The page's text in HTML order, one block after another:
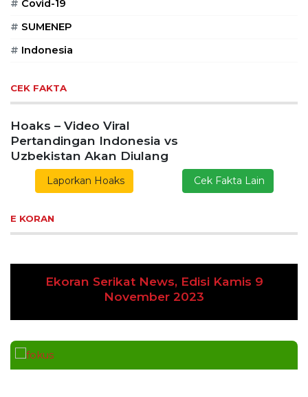
# Covid-19
# SUMENEP
# Indonesia
CEK FAKTA
Hoaks – Video Viral
Pertandingan Indonesia vs
Uzbekistan Akan Diulang
Laporkan Hoaks Cek Fakta Lain
E KORAN
Ekoran Serikat News, Edisi Kamis 9
November 2023